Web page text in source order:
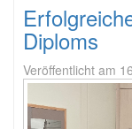
Diploms
Veröffentlicht am